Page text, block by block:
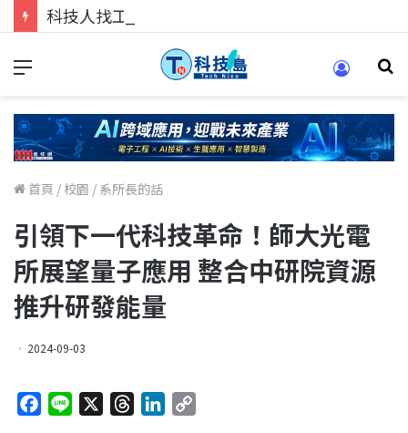
科技人找工作，就到TECH+ 科技專區!
首頁 / 校園 / 系所長的話
引領下一代科技革命！師大光電
所展望量子應用 整合中研院資源
推升研發能量
2024-09-03